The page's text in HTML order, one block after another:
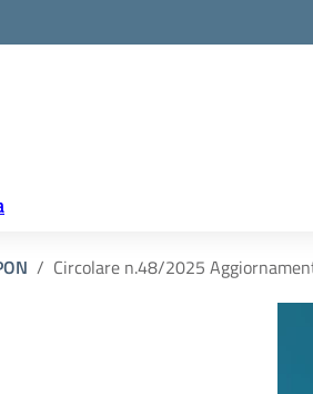
Circolare n.48/2025